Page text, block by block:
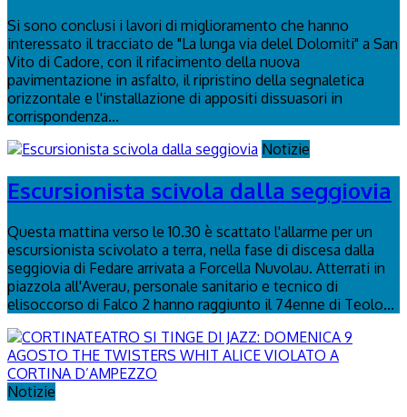
Si sono conclusi i lavori di miglioramento che hanno
interessato il tracciato de "La lunga via delel Dolomiti" a San
Vito di Cadore, con il rifacimento della nuova
pavimentazione in asfalto, il ripristino della segnaletica
orizzontale e l'installazione di appositi dissuasori in
corrispondenza...
Notizie
Escursionista scivola dalla seggiovia
Questa mattina verso le 10.30 è scattato l'allarme per un
escursionista scivolato a terra, nella fase di discesa dalla
seggiovia di Fedare arrivata a Forcella Nuvolau. Atterrati in
piazzola all'Averau, personale sanitario e tecnico di
elisoccorso di Falco 2 hanno raggiunto il 74enne di Teolo...
Notizie